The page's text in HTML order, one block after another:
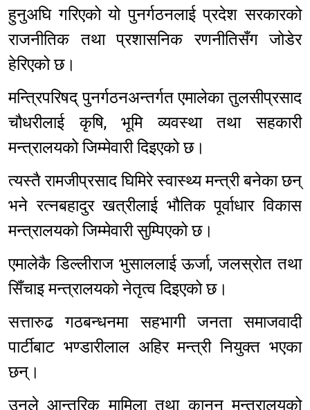
हुनुअघि गरिएको यो पुनर्गठनलाई प्रदेश सरकारको
राजनीतिक तथा प्रशासनिक रणनीतिसँग जोडेर
हेरिएको छ।
मन्त्रिपरिषद् पुनर्गठनअन्तर्गत एमालेका तुलसीप्रसाद
चौधरीलाई कृषि, भूमि व्यवस्था तथा सहकारी
मन्त्रालयको जिम्मेवारी दिइएको छ।
त्यस्तै रामजीप्रसाद घिमिरे स्वास्थ्य मन्त्री बनेका छन्
भने रत्नबहादुर खत्रीलाई भौतिक पूर्वाधार विकास
मन्त्रालयको जिम्मेवारी सुम्पिएको छ।
एमालेकै डिल्लीराज भुसाललाई ऊर्जा, जलस्रोत तथा
सिँचाइ मन्त्रालयको नेतृत्व दिइएको छ।
सत्तारुढ गठबन्धनमा सहभागी जनता समाजवादी
पार्टीबाट भण्डारीलाल अहिर मन्त्री नियुक्त भएका
छन्।
उनले आन्तरिक मामिला तथा कानुन मन्त्रालयको